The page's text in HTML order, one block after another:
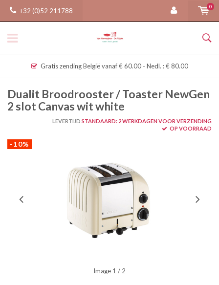
+32 (0)52 211788
0
Gratis zending België vanaf € 60.00 - Nedl. : € 80.00
Dualit Broodrooster / Toaster NewGen
2 slot Canvas wit white
LEVERTIJD STANDAARD: 2 WERKDAGEN VOOR VERZENDING
OP VOORRAAD
-10%
Image 1 / 2